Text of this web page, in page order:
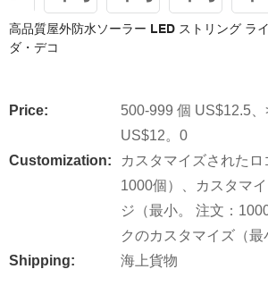
高品質屋外防水ソーラー LED ストリング ラ
ダ・デコ
Price:
500-999 個 US$12.5、
US$12。0
Customization:
カスタマイズされたロ
1000個）、カスタマ
ジ（最小。 注文：
クのカスタマイズ（最
Shipping:
海上貨物